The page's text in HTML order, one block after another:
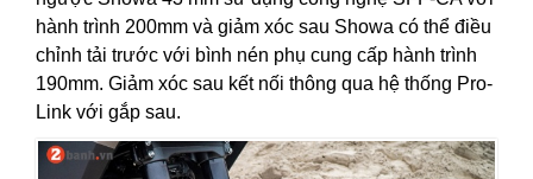
hành trình 200mm và giảm xóc sau Showa có thể điều
chỉnh tải trước với bình nén phụ cung cấp hành trình
190mm. Giảm xóc sau kết nối thông qua hệ thống Pro-
Link với gắp sau.